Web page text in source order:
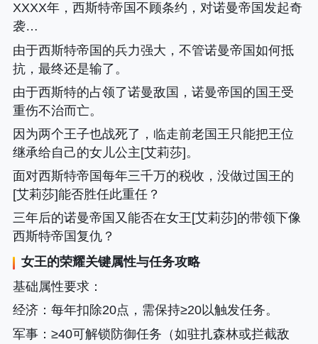
XXXX年，西斯特帝国不顾条约，对诺曼帝国发起奇
袭…
由于西斯特帝国的兵力强大，不管诺曼帝国如何抵
抗，最终还是输了。
由于西斯特的占领了诺曼敌国，诺曼帝国的国王受
重伤不治而亡。
因为两个王子也战死了，临走前老国王只能把王位
继承给自己的女儿公主[艾莉莎]。
面对西斯特帝国每年三千万的税收，没做过国王的
[艾莉莎]能否胜任此重任？
三年后的诺曼帝国又能否在女王[艾莉莎]的带领下像
西斯特帝国复仇？
女王的荣耀关键属性与任务攻略
‌基础属性要求‌：
经济：每年扣除20点，需保持≥20以触发任务。‌‌
军事：≥40可解锁防御任务（如驻扎森林或拦截敌